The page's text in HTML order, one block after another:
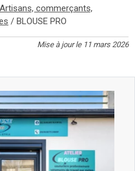
Artisans, commerçants,
/BLOUSE PRO
Mise à jour le 11 mars 2026